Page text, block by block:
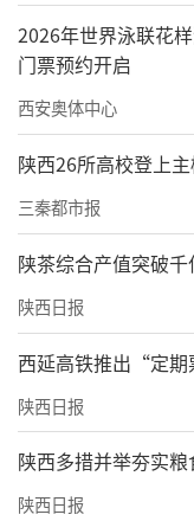
2026年世界泳联花
门票预约开启
西安奥体中心
陕西26所高校登上
三秦都市报
陕茶综合产值突破千
陕西日报
西延高铁推出“定
陕西日报
陕西多措并举夯实
陕西日报